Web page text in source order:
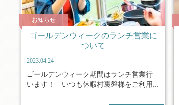
お知らせ
ゴールデンウィークのランチ営業に
ついて
2023.04.24
ゴールデンウィーク期間はランチ営業行
います！ いつも休暇村裏磐梯をご利用...